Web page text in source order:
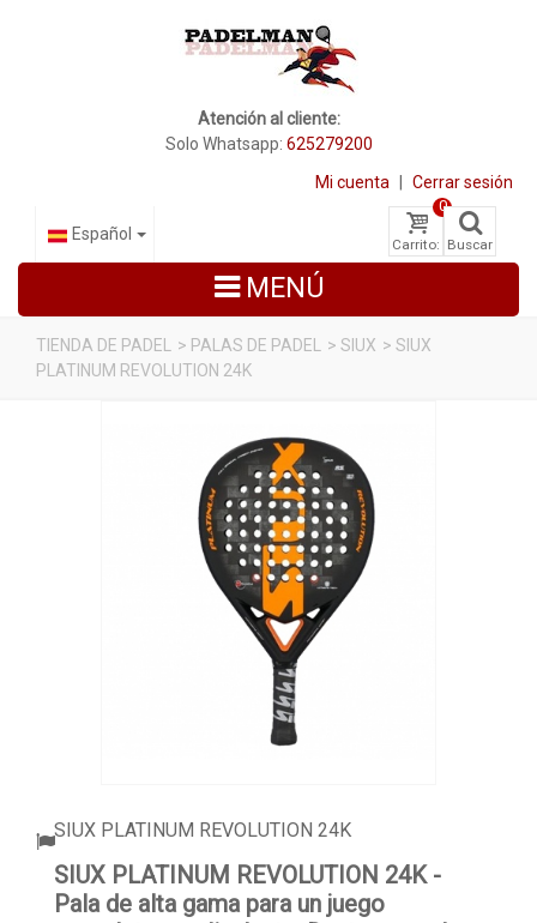
Atención al cliente:
Solo Whatsapp: 625279200
Mi cuenta Cerrar sesión
Carrito:
0
Buscar
Español
MENÚ
TIENDA DE PADEL > PALAS DE PADEL > SIUX > SIUX
PLATINUM REVOLUTION 24K
SIUX PLATINUM REVOLUTION 24K
SIUX PLATINUM REVOLUTION 24K -
Pala de alta gama para un juego